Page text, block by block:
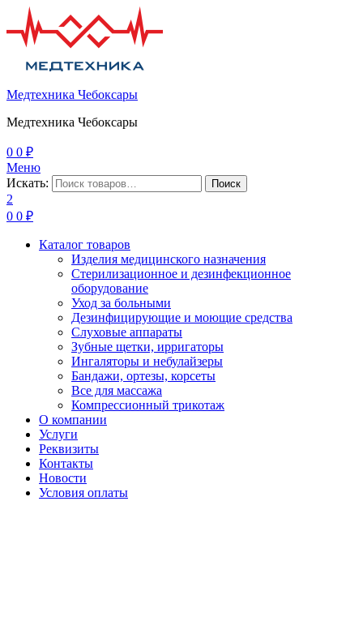
Медтехника Чебоксары
Медтехника Чебоксары
0 0 ₽
Меню
Искать:
Поиск
2
0 0 ₽
Каталог товаров
Изделия медицинского назначения
Стерилизационное и дезинфекционное
оборудование
Уход за больными
Дезинфицирующие и моющие средства
Слуховые аппараты
Зубные щетки, ирригаторы
Ингаляторы и небулайзеры
Бандажи, ортезы, корсеты
Все для массажа
Компрессионный трикотаж
О компании
Услуги
Реквизиты
Контакты
Новости
Условия оплаты